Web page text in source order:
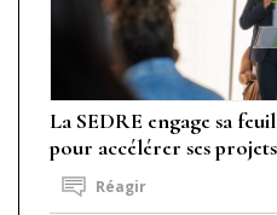
La SEDRE engage sa
pour accélérer ses
Réagir